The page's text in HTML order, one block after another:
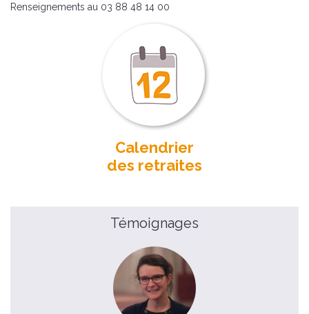
Renseignements au 03 88 48 14 00
Calendrier
des retraites
Témoignages